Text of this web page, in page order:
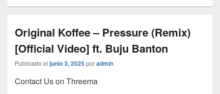
Original Koffee – Pressure (Remix)
[Official Video] ft. Buju Banton
Publicado el junio 3, 2025poradmin
Contact Us on Threema